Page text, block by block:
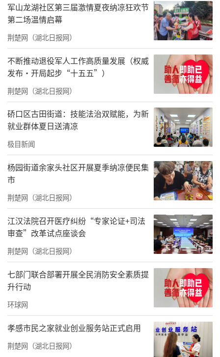
军山龙湖社区第三届激情夏夜纳凉狂欢节
第二场温情启幕
荆楚网（湖北日报网）
不断推动退役军人工作高质量发展（权威
发布·开局起步“十五五”）
荆楚网（湖北日报网）
硚口区古田街道：技能法治双赋能，为新
就业群体夏日送清凉
极目新闻
杨园街道余家头社区开展夏季纳凉便民集
市
荆楚网（湖北日报网）
江汉法院召开医疗纠纷“专家论证+司法
审查”改革试点座谈会
荆楚网（湖北日报网）
七部门联合部署开展全民消防安全素质提
升行动
环球网
孝感市民之家就业创业服务站正式启用
荆楚网（湖北日报网）